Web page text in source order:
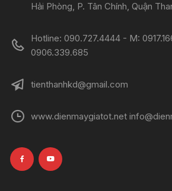
Hải Phòng, P. Tân Chính, Quận
Hotline: 090.727.4444 - M:
0906.339.685
tienthanhkd@gmail.com
www.dienmaygiatot.net